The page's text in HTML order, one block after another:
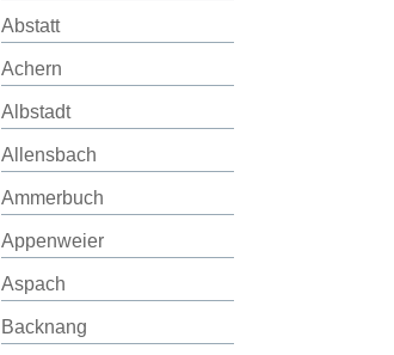
Abstatt
Achern
Albstadt
Allensbach
Ammerbuch
Appenweier
Aspach
Backnang